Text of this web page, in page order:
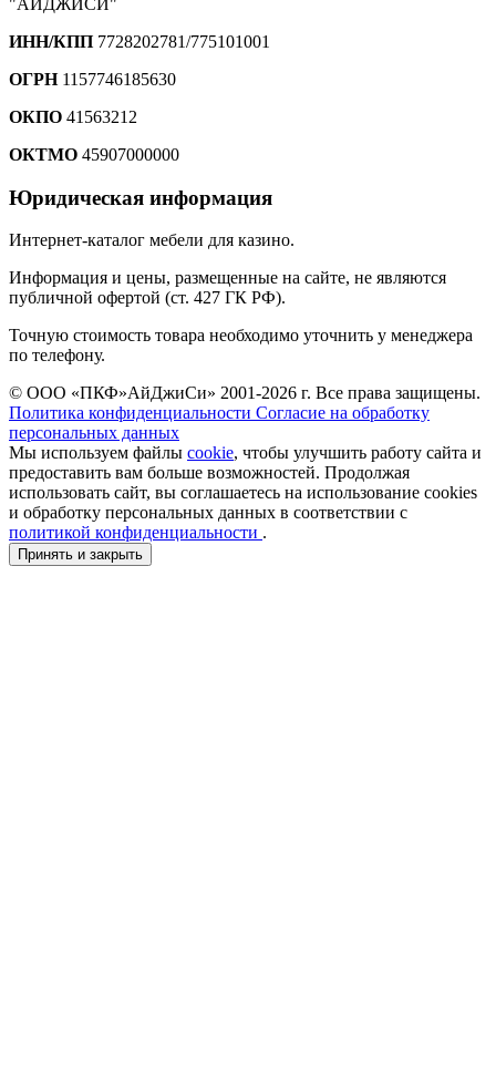
"АЙДЖИСИ"
ИНН/КПП 7728202781/775101001
ОГРН1157746185630
ОКПО 41563212
ОКТМО 45907000000
Юридическая информация
Интернет-каталог мебели для казино.
Информация и цены, размещенные на сайте, не являются
публичной офертой (ст. 427 ГК РФ).
Точную стоимость товара необходимо уточнить у менеджера
по телефону.
© ООО «ПКФ»АйДжиСи» 2001-2026 г. Все права защищены.
Политика конфиденциальности Согласие на обработку
персональных данных
Мы используем файлы cookie, чтобы улучшить работу сайта и
предоставить вам больше возможностей. Продолжая
использовать сайт, вы соглашаетесь на использование cookies
и обработку персональных данных в соответствии с
политикой конфиденциальности .
Принять и закрыть